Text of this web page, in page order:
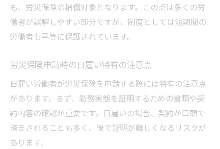
も、労災保険の補償対象となります。この点は多くの労
働者が誤解しやすい部分ですが、制度としては短期間の
労働者も平等に保護されています。
労災保険申請時の日雇い特有の注意点
日雇い労働者が労災保険を申請する際には特有の注意点
があります。まず、勤務実態を証明するための書類や契
約内容の確認が重要です。日雇いの場合、契約が口頭で
済まされることも多く、後で証明が難しくなるリスクが
あります。